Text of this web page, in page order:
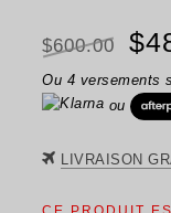
$600.00
Le
$
Ou 4 versements
ou
LIVRAISON